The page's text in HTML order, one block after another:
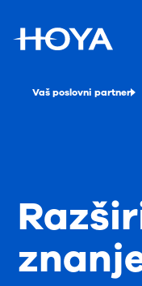
Vaš poslovni partner